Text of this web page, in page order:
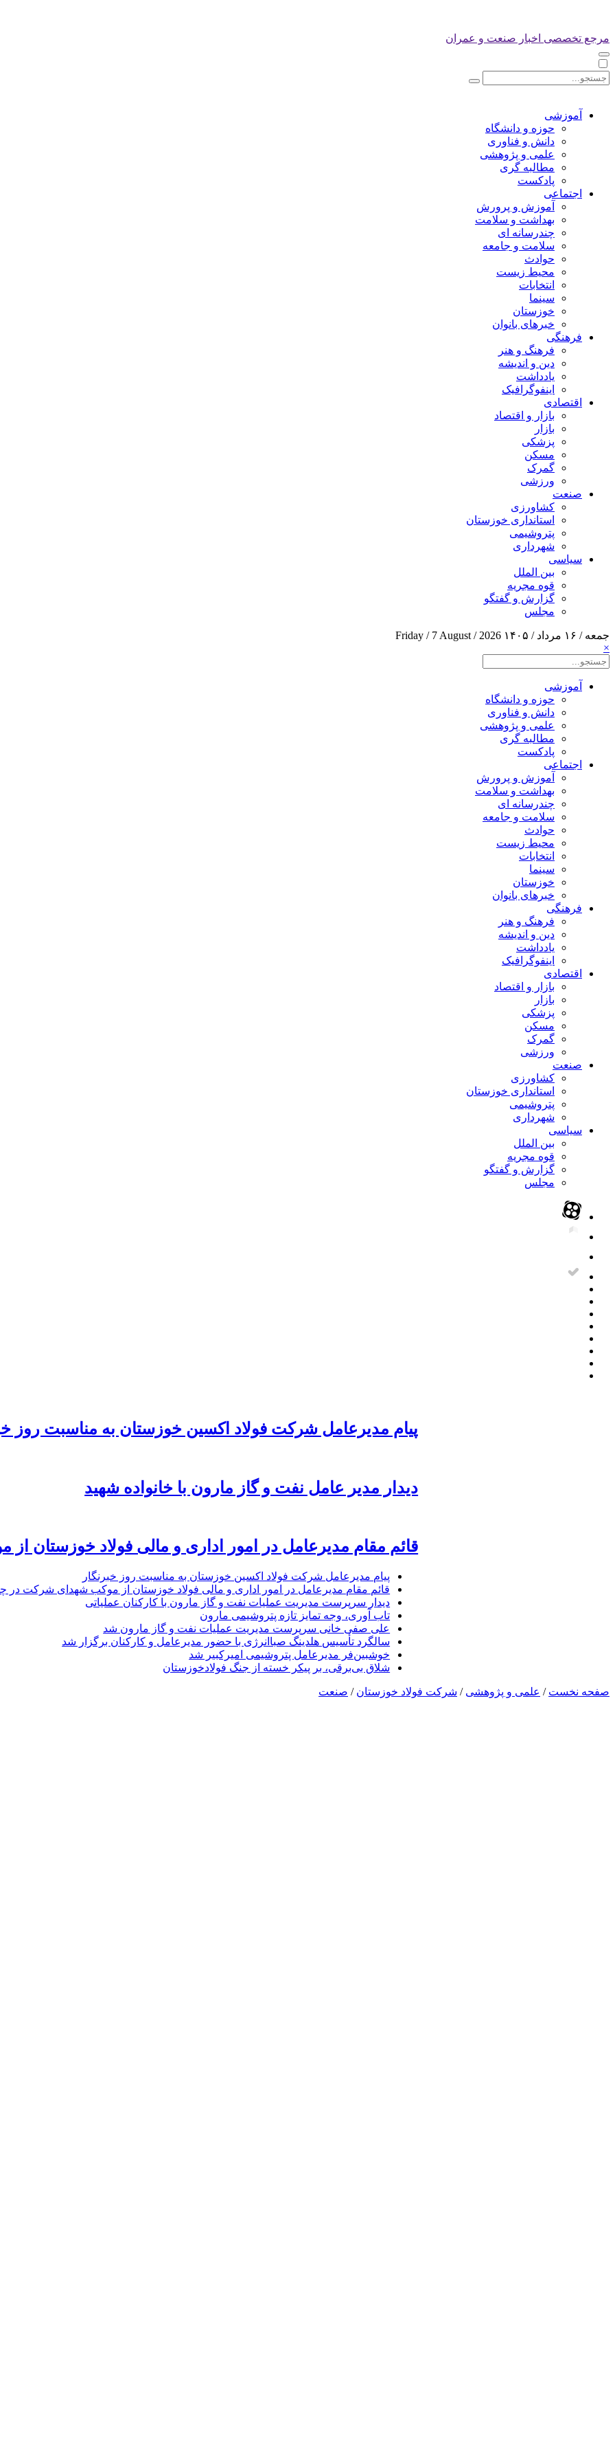
مرجع تخصصی اخبار صنعت و عمران
آموزشی
حوزه و دانشگاه
دانش و فناوری
علمی و پژوهشی
مطالبه گری
پادکست
اجتماعی
آموزش و پرورش
بهداشت و سلامت
چندرسانه ای
سلامت و جامعه
حوادث
محیط زیست
انتخابات
سینما
خوزستان
خبرهای بانوان
فرهنگی
فرهنگ و هنر
دین و اندیشه
یادداشت
اینفوگرافیک
اقتصادی
بازار و اقتصاد
بازار
پزشکی
مسکن
گمرک
ورزشی
صنعت
کشاورزی
استانداری خوزستان
پتروشیمی
شهرداری
سیاسی
بین الملل
قوه مجریه
گزارش و گفتگو
مجلس
جمعه / ۱۶ مرداد / ۱۴۰۵
Friday / 7 August / 2026
×
آموزشی
حوزه و دانشگاه
دانش و فناوری
علمی و پژوهشی
مطالبه گری
پادکست
اجتماعی
آموزش و پرورش
بهداشت و سلامت
چندرسانه ای
سلامت و جامعه
حوادث
محیط زیست
انتخابات
سینما
خوزستان
خبرهای بانوان
فرهنگی
فرهنگ و هنر
دین و اندیشه
یادداشت
اینفوگرافیک
اقتصادی
بازار و اقتصاد
بازار
پزشکی
مسکن
گمرک
ورزشی
صنعت
کشاورزی
استانداری خوزستان
پتروشیمی
شهرداری
سیاسی
بین الملل
قوه مجریه
گزارش و گفتگو
مجلس
پیام مدیرعامل شرکت فولاد اکسین خوزستان به مناسبت روز
دیدار مدیر عامل نفت و گاز مارون با خانواده شهید
قائم مقام مدیرعامل در امور اداری و مالی فولاد خوزستان
پیام مدیرعامل شرکت فولاد اکسین خوزستان به مناسبت روز خبرنگار
قائم مقام مدیرعامل در امور اداری و مالی فولاد خوزستان از موکب شهدای شرکت در
دیدار سرپرست مدیریت عملیات نفت و گاز مارون با کارکنان عملیاتی
تاب آوری، وجه تمایز تازه پتروشیمی مارون
علی صفی خانی سرپرست مدیریت عملیات نفت و گاز مارون شد
سالگرد تأسیس هلدینگ صباانرژی با حضور مدیرعامل و کارکنان برگزار شد
خوشبین‌فر مدیرعامل پتروشیمی امیرکبیر شد
شلاق‌ بی‌برقی، بر پیکر خسته‌ از جنگ فولادخوزستان
صفحه نخست / علمی و پژوهشی / شرکت فولاد خوزستان / صنعت